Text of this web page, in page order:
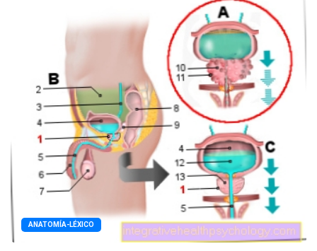
ANATOMÍA-LÉXICO